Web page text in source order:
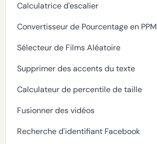
Calculatrice d'escalier
Convertisseur de Pourcentage en PPM
Sélecteur de Films Aléatoire
Supprimer des accents du texte
Calculateur de percentile de taille
Fusionner des vidéos
Recherche d'identifiant Facebook